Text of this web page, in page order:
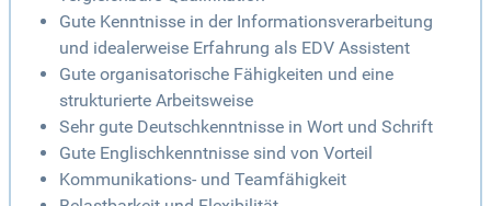
Gute Kenntnisse in der Informationsverarbeitung
und idealerweise Erfahrung als EDV Assistent
Gute organisatorische Fähigkeiten und eine
strukturierte Arbeitsweise
Sehr gute Deutschkenntnisse in Wort und Schrift
Gute Englischkenntnisse sind von Vorteil
Kommunikations- und Teamfähigkeit